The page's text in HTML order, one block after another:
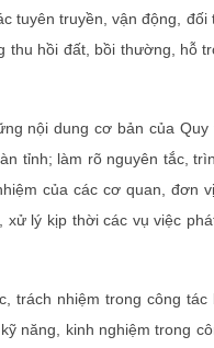
tuyên truyền, vận động, đối
hồi đất, bồi thường, hỗ
nội dung cơ bản của
tỉnh; làm rõ nguyên tắc,
của các cơ quan, đơn
lý kịp thời các vụ việc
trách nhiệm trong công
năng, kinh nghiệm trong